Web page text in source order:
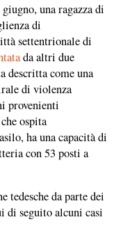
una ragazza di
di
settentrionale di
da altri due
descritta come una
di violenza
provenienti
ospita
ha una capacità di
con 53 posti a
tedesche da parte dei
di seguito alcuni casi